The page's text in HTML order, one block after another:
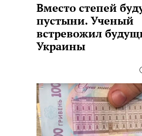
Вместо степей
пустыни. Ученый
встревожил
Украины